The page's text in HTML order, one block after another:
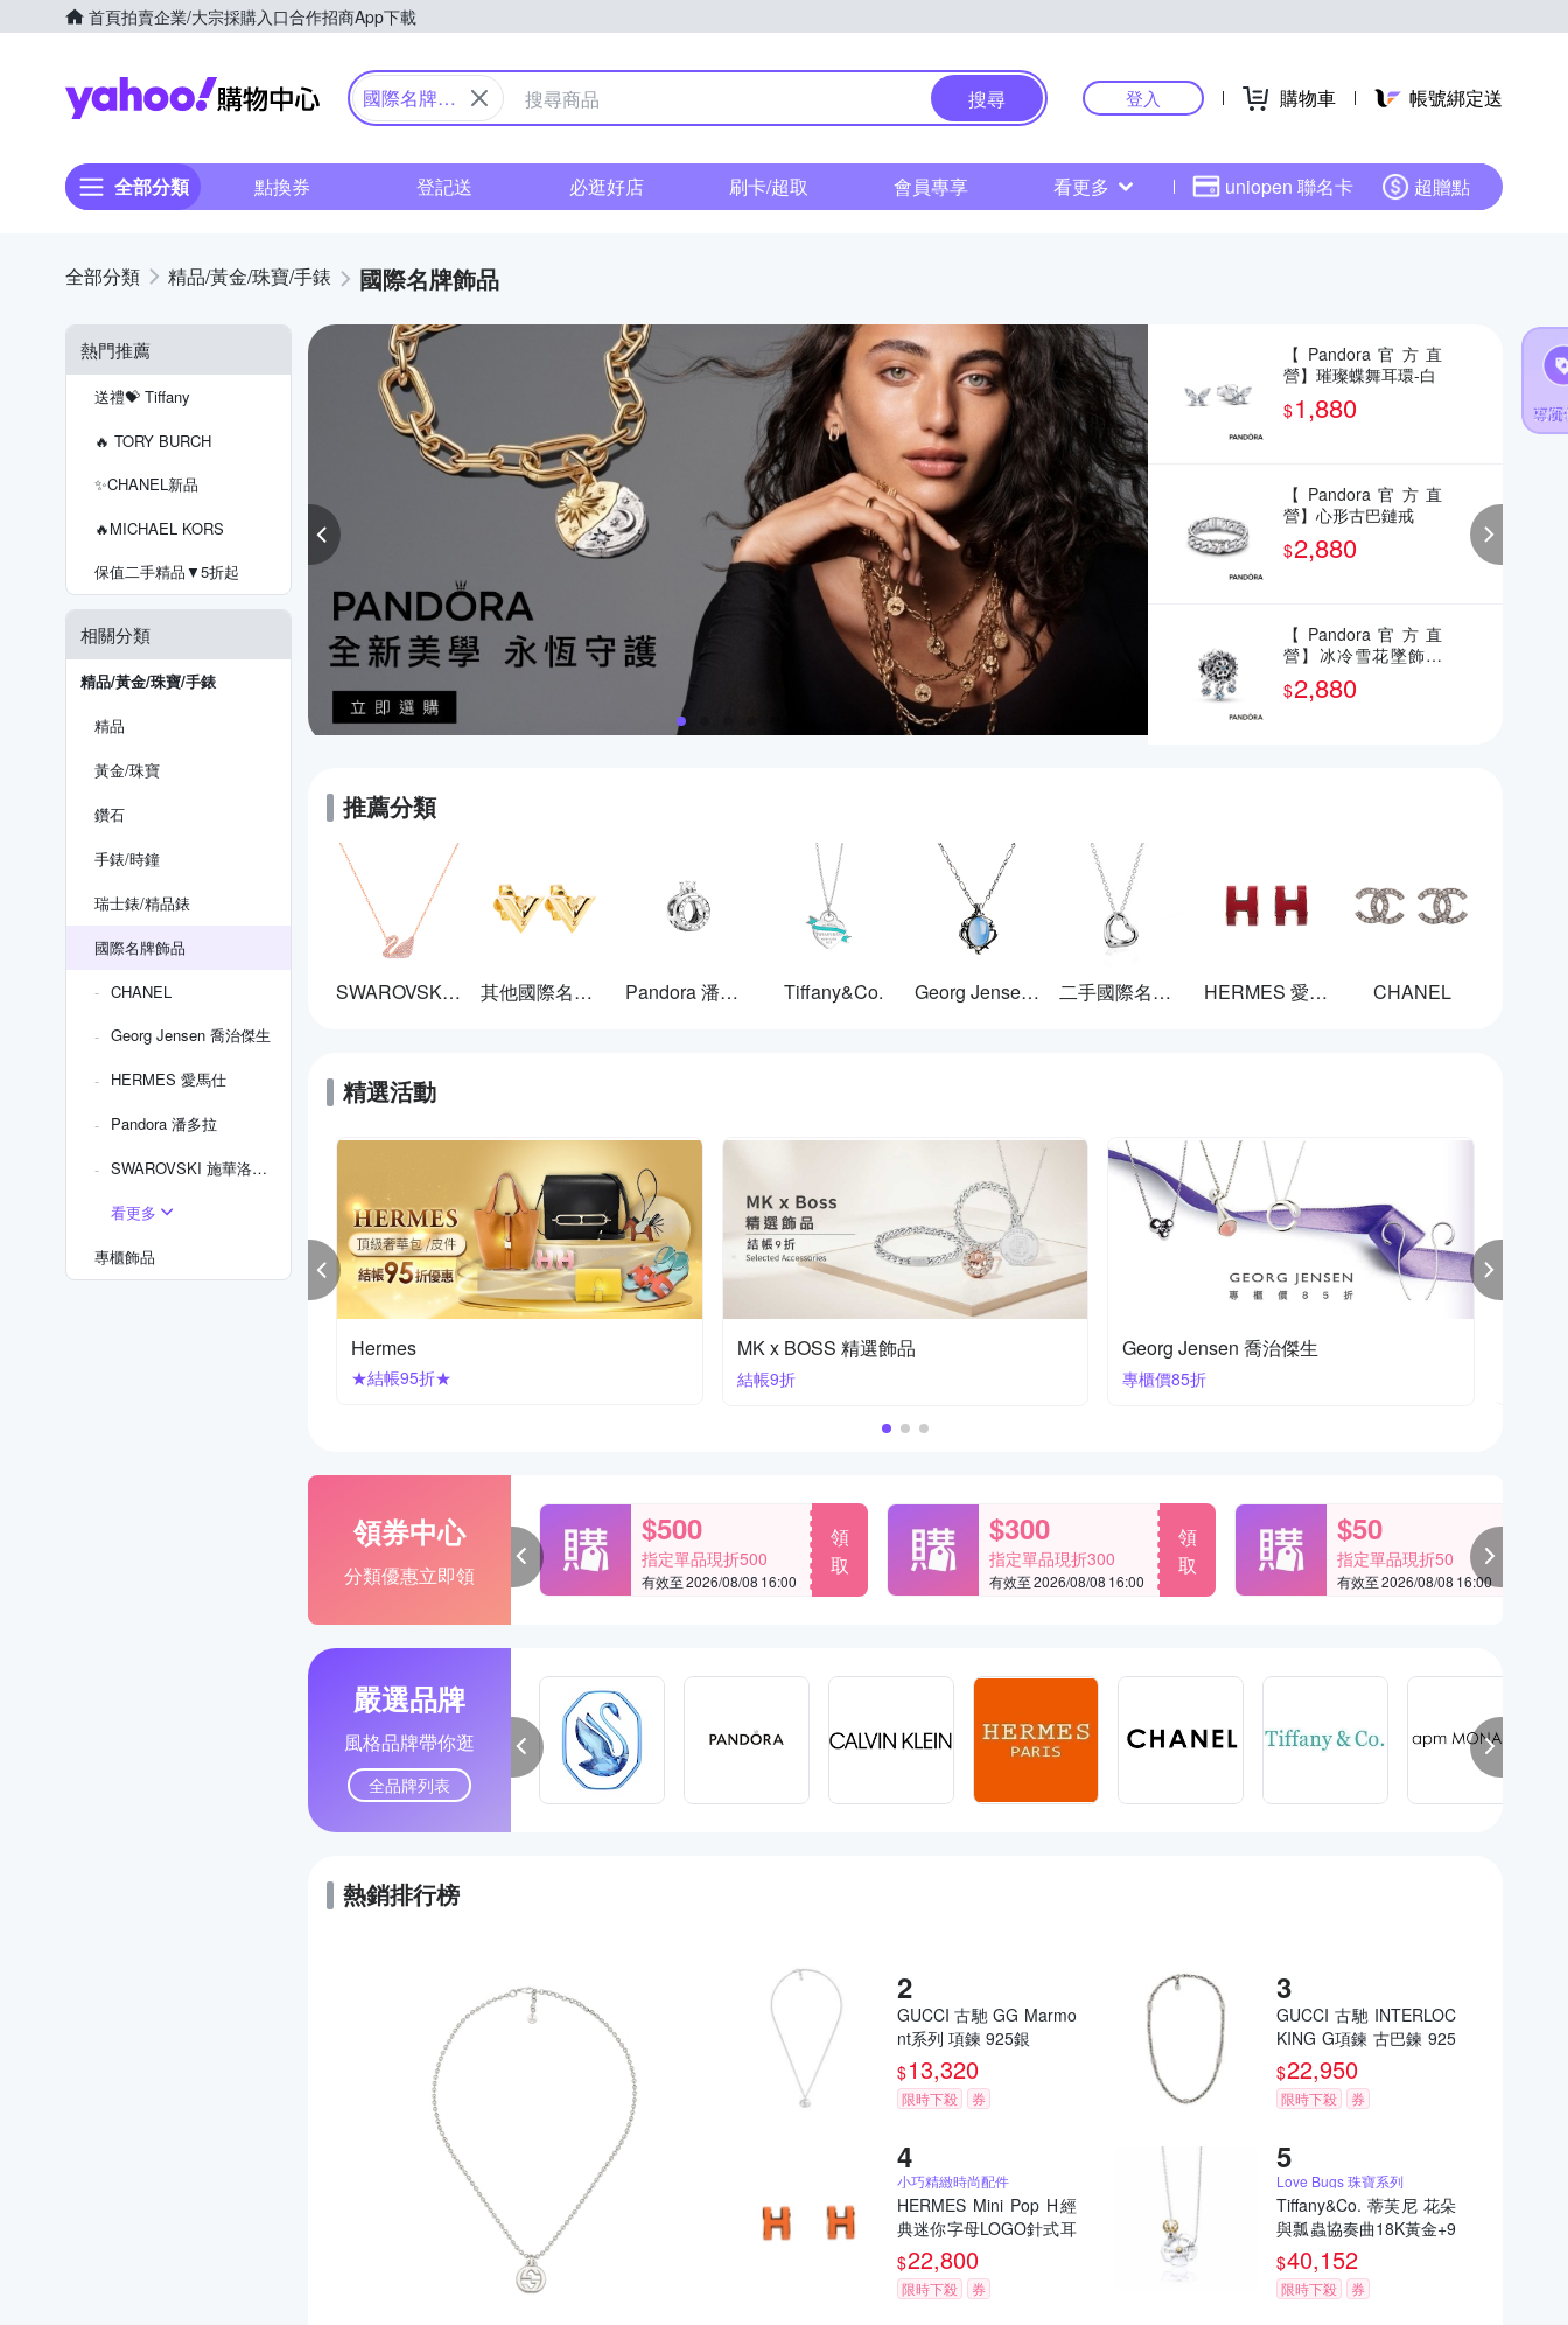
首頁拍賣企業/大宗採購入口合作招商App下載
Yahoo購物中心
國際名牌飾
搜尋 登入 購物車 帳號綁定送
全部分類 點換券 登記送 必逛好店 刷卡/超取 會員專享 看更多 uniopen 聯名卡 超贈點
精品/黃金/珠寶/手錶 國際名牌飾品
熱門推薦
送禮💝 Tiffany
🔥 TORY BURCH
✨CHANEL新品
🔥MICHAEL KORS
保值二手精品▼5折起
相關分類
精品/黃金/珠寶/手錶
精品
黃金/珠寶
鑽石
手錶/時鐘
瑞士錶/精品錶
國際名牌飾品
CHANEL
Georg Jensen 喬治傑生
HERMES 愛馬仕
Pandora 潘多拉
SWAROVSKI 施華洛世奇
看更多
專櫃飾品
【Pandora官方直
營】璀璨蝶舞耳環-白
$1,880
【Pandora官方直
營】心形古巴鏈戒
$2,880
【Pandora官方直
營】冰冷雪花墜飾串
飾
$2,880
推薦分類
SWAROVSKI 施華洛世奇 其他國際名牌飾品 Pandora 潘多拉 Tiffany&Co. Georg Jensen 喬治傑生 二手國際名牌飾品 HERMES 愛馬仕 CHANEL
精選活動
SWAROVSKI
結帳95折
品牌絕對經典。
送禮首選
夏利豪CHARRIOL 飾品
結帳87折
領券中心
分類優惠立即領
$500
指定單品現折500
有效至 2026/08/08 16:00
領
取
$300
指定單品現折300
有效至 2026/08/08 16:00
領
取
$50
指定單品現折50
有效至 2026/08/08 16:00
嚴選品牌
風格品牌帶你逛
全品牌列表
熱銷排行榜
GUCCI 古馳 GG Marmo
nt系列 項鍊 925銀
$13,320
限時下殺 券
GUCCI 古馳 INTERLOC
KING G項鍊 古巴鍊 925
銀
$22,950
限時下殺 券
小巧精緻時尚配件
HERMES Mini Pop H經
典迷你字母LOGO針式耳
環-經典橘/金
$22,800
限時下殺 券
Love Bugs 珠寶系列
Tiffany&Co. 蒂芙尼 花朵
與瓢蟲協奏曲18K黃金+9
25純銀項鍊
$40,152
限時下殺 券